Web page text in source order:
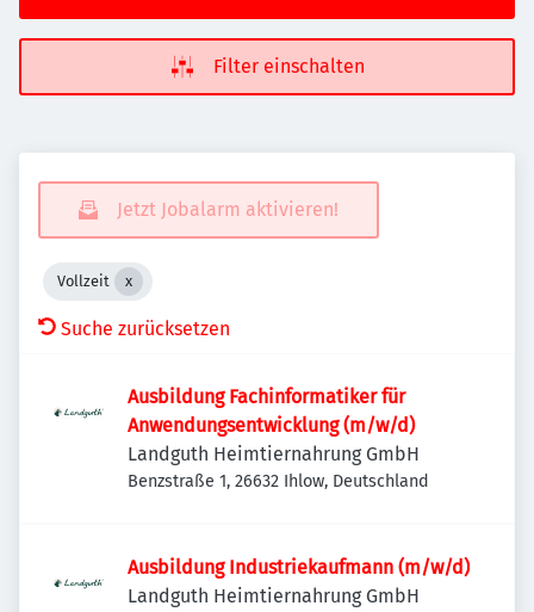
Filter einschalten
Jetzt Jobalarm aktivieren!
Vollzeit
Suche zurücksetzen
Ausbildung Fachinformatiker für
Anwendungsentwicklung (m/w/d)
Landguth Heimtiernahrung GmbH
Benzstraße 1, 26632 Ihlow, Deutschland
Ausbildung Industriekaufmann (m/w/d)
Landguth Heimtiernahrung GmbH